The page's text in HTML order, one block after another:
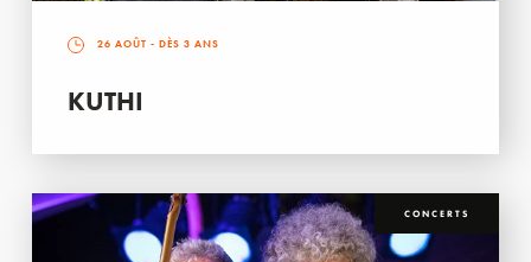
26 AOÛT - DÈS 3 ANS
KUTHI
CONCERTS